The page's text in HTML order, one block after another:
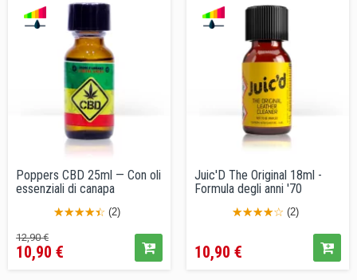
Poppers CBD 25ml — Con oli
essenziali di canapa
(2)
Prezzo
base
12,90 €Prezzo
10,90 €
Juic'D The Original 18ml -
Formula degli anni '70
(2)
10,90 €